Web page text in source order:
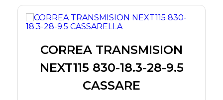
CORREA TRANSMISION
NEXT115 830-18.3-28-9.5
CASSARE